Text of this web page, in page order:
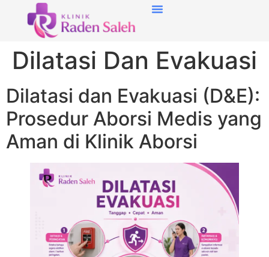
Dilatasi Dan Evakuasi
Dilatasi dan Evakuasi (D&E):
Prosedur Aborsi Medis yang
Aman di Klinik Aborsi